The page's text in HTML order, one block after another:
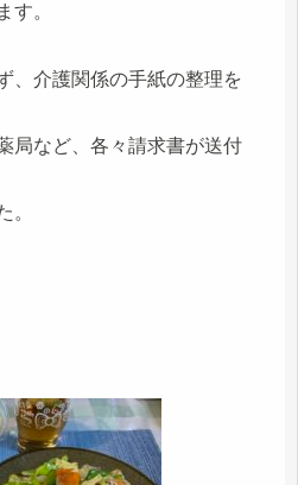
す。
、介護関係の手紙の整理を
局など、各々請求書が送付
。